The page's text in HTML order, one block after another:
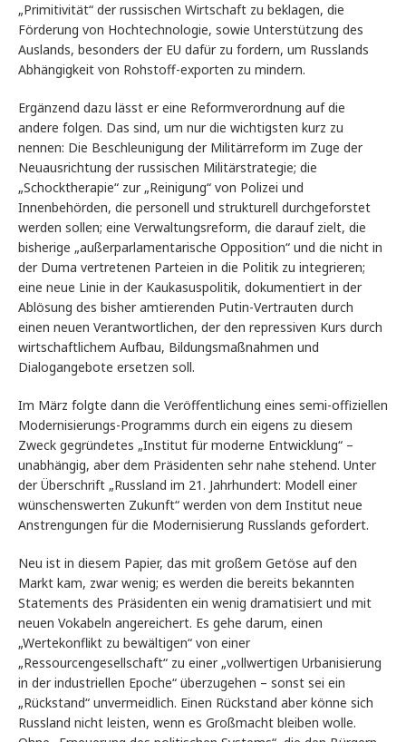
„Primitivität“ der russischen Wirtschaft zu beklagen, die
Förderung von Hochtechnologie, sowie Unterstützung des
Auslands, besonders der EU dafür zu fordern, um Russlands
Abhängigkeit von Rohstoff-exporten zu mindern.
Ergänzend dazu lässt er eine Reformverordnung auf die
andere folgen. Das sind, um nur die wichtigsten kurz zu
nennen: Die Beschleunigung der Militärreform im Zuge der
Neuausrichtung der russischen Militärstrategie; die
„Schocktherapie“ zur „Reinigung“ von Polizei und
Innenbehörden, die personell und strukturell durchgeforstet
werden sollen; eine Verwaltungsreform, die darauf zielt, die
bisherige „außerparlamentarische Opposition“ und die nicht in
der Duma vertretenen Parteien in die Politik zu integrieren;
eine neue Linie in der Kaukasuspolitik, dokumentiert in der
Ablösung des bisher amtierenden Putin-Vertrauten durch
einen neuen Verantwortlichen, der den repressiven Kurs durch
wirtschaftlichem Aufbau, Bildungsmaßnahmen und
Dialogangebote ersetzen soll.
Im März folgte dann die Veröffentlichung eines semi-offiziellen
Modernisierungs-Programms durch ein eigens zu diesem
Zweck gegründetes „Institut für moderne Entwicklung“ –
unabhängig, aber dem Präsidenten sehr nahe stehend. Unter
der Überschrift „Russland im 21. Jahrhundert: Modell einer
wünschenswerten Zukunft“ werden von dem Institut neue
Anstrengungen für die Modernisierung Russlands gefordert.
Neu ist in diesem Papier, das mit großem Getöse auf den
Markt kam, zwar wenig; es werden die bereits bekannten
Statements des Präsidenten ein wenig dramatisiert und mit
neuen Vokabeln angereichert. Es gehe darum, einen
„Wertekonflikt zu bewältigen“ von einer
„Ressourcengesellschaft“ zu einer „vollwertigen Urbanisierung
in der industriellen Epoche“ überzugehen – sonst sei ein
„Rückstand“ unvermeidlich. Einen Rückstand aber könne sich
Russland nicht leisten, wenn es Großmacht bleiben wolle.